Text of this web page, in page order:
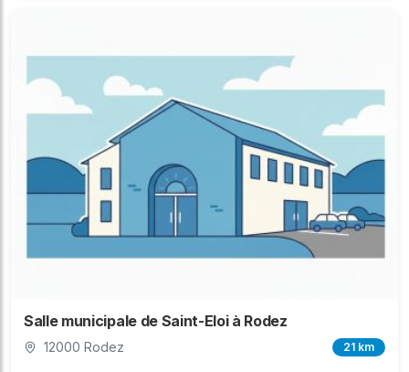
Salle municipale de Saint-Eloi à Rodez
12000 Rodez 21 km